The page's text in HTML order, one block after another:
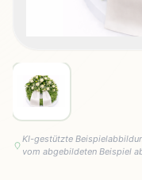
KI-gestützte
vom abgebildeten Beispiel